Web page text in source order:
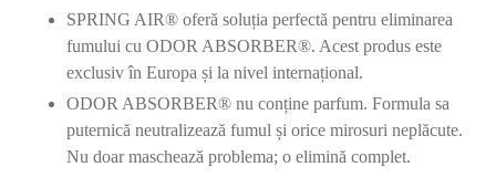
SPRING AIR® oferă soluția perfectă pentru eliminarea
fumului cu ODOR ABSORBER®. Acest produs este
exclusiv în Europa și la nivel internațional.
ODOR ABSORBER® nu conține parfum. Formula sa
puternică neutralizează fumul și orice mirosuri neplăcute.
Nu doar maschează problema; o elimină complet.